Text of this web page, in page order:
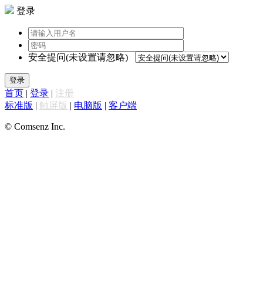
登录
安全提问(未设置请忽略)
登录
首页 | 登录 | 注册
标准版 | 触屏版 | 电脑版 | 客户端
© Comsenz Inc.